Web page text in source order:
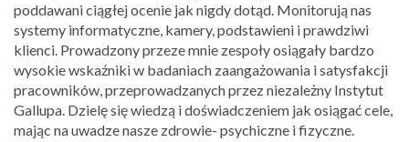
poddawani ciągłej ocenie jak nigdy dotąd. Monitorują nas
systemy informatyczne, kamery, podstawieni i prawdziwi
klienci. Prowadzony przeze mnie zespoły osiągały bardzo
wysokie wskaźniki w badaniach zaangażowania i satysfakcji
pracowników, przeprowadzanych przez niezależny Instytut
Gallupa. Dzielę się wiedzą i doświadczeniem jak osiągać cele,
mając na uwadze nasze zdrowie- psychiczne i fizyczne.